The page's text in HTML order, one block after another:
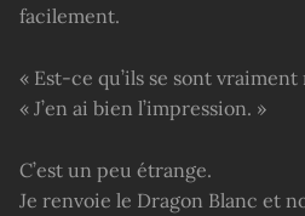
facilement.
« Est-ce qu’ils se sont vraiment
« J’en ai bien l’impression. »
C’est un peu étrange.
Je renvoie le Dragon Blanc et